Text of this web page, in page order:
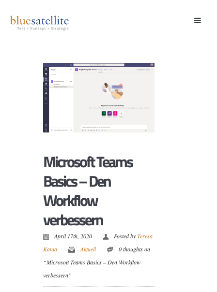
Microsoft Teams
Basics – Den
Workflow
verbessern
April 17th, 2020 Posted byTeresa
Kania
Aktuell
0 thoughts on
“Microsoft Teams Basics – Den Workflow
verbessern”